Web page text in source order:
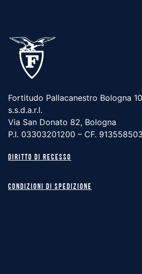
Fortitudo Pallacanestro Bologna
s.s.d.a.r.l.
Via San Donato 82, Bologna
P.I. 03303201200 – CF.
Diritto di recesso
Condizioni di spedizione